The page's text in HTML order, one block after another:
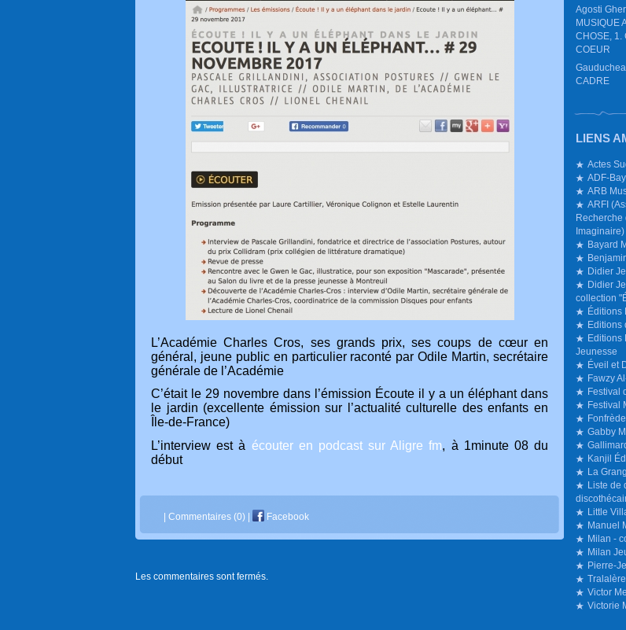
Agosti
MUSIQUE
CHOSE, 1.
COEUR
CADRE
LIENS
Actes
ADF-
ARB
ARFI
Recherche
Imaginaire)
Bayard
Didier
Didier
collection
Éditions
Editions
Editions
Jeunesse
Éveil et
Fawzy
Festival
Festival
Gabby
Kanjil
La
Liste de
Little
Manuel
Milan -
Milan
Pierre-
Tralalère
Victor
Victorie
L’Académie Charles Cros, ses grands prix, ses coups de cœur en
général, jeune public en particulier raconté par Odile Martin, secrétaire
générale de l’Académie
C’était le 29 novembre dans l’émission Écoute il y a un éléphant dans
le jardin (excellente émission sur l’actualité culturelle des enfants en
Île-de-France)
L’interview est à écouter en podcast sur Aligre fm, à 1minute 08 du
début
| Commentaires (0) | Facebook
Les commentaires sont fermés.